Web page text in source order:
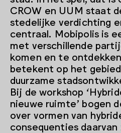
CROW en UUM staat
stedelijke verdichting
centraal. Mobipolis is
met verschillende
komen en te
betekent op het
duurzame
Bij de workshop
nieuwe ruimte’ bogen
over vormen van
consequenties daarvan